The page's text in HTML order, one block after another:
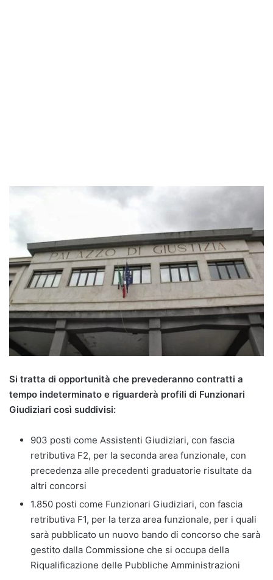
Si tratta di opportunità che prevederanno contratti a
tempo indeterminato e riguarderà profili di Funzionari
Giudiziari così suddivisi:
903 posti come Assistenti Giudiziari, con fascia
retributiva F2, per la seconda area funzionale, con
precedenza alle precedenti graduatorie risultate da
altri concorsi
1.850 posti come Funzionari Giudiziari, con fascia
retributiva F1, per la terza area funzionale, per i quali
sarà pubblicato un nuovo bando di concorso che sarà
gestito dalla Commissione che si occupa della
Riqualificazione delle Pubbliche Amministrazioni